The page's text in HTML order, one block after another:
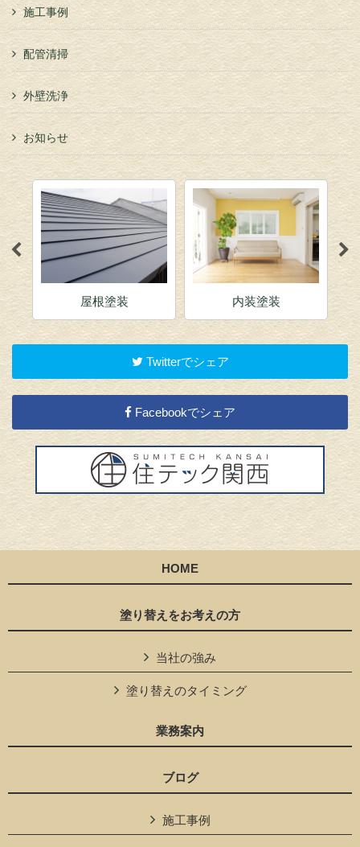
施工事例
配管清掃
外壁洗浄
お知らせ
屋根塗装 内装塗装
Twitterでシェア
Facebookでシェア
HOME
塗り替えをお考えの方
当社の強み
塗り替えのタイミング
業務案内
ブログ
施工事例